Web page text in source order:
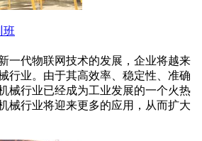
班
一代物联网技术的发展，企业将越来
行业。由于其高效率、稳定性、准确
械行业已经成为工业发展的一个火热
械行业将迎来更多的应用，从而扩大